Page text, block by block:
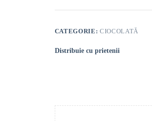
Arahide
Ciocolată
CATEGORIE: CIOCOLATĂ
Distribuie cu prietenii